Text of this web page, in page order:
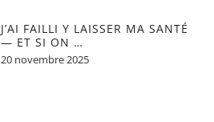
J’AI FAILLI Y LAISSER MA SANTÉ
— ET SI ON …
20 novembre 2025